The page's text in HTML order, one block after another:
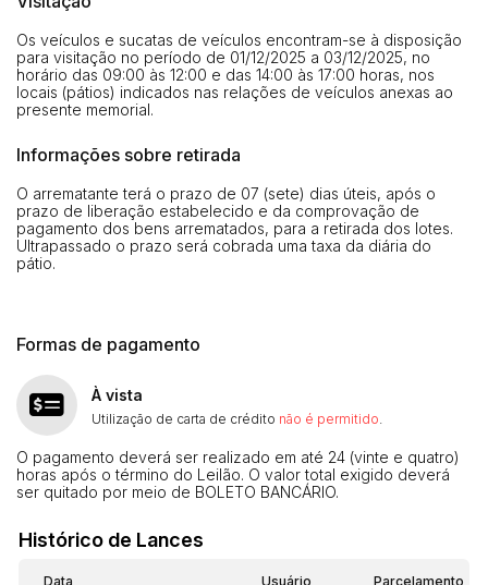
Os veículos e sucatas de veículos encontram-se à disposição
para visitação no período de 01/12/2025 a 03/12/2025, no
horário das 09:00 às 12:00 e das 14:00 às 17:00 horas, nos
locais (pátios) indicados nas relações de veículos anexas ao
presente memorial.
Informações sobre retirada
O arrematante terá o prazo de 07 (sete) dias úteis, após o
prazo de liberação estabelecido e da comprovação de
pagamento dos bens arrematados, para a retirada dos lotes.
Ultrapassado o prazo será cobrada uma taxa da diária do
pátio.
Formas de pagamento
À vista
Utilização de carta de crédito não é permitido
O pagamento deverá ser realizado em até 24 (vinte e quatro)
horas após o término do Leilão. O valor total exigido deverá
ser quitado por meio de BOLETO BANCÁRIO.
Histórico de Lances
Data Usuário Parcelamento
Envie sua Proposta
(Art. 895, CPC)
Histórico de Propostas
Data Usuário Valor
14/04/2025 18:43:11
Habilite-se para efetuar lances ou
propostas